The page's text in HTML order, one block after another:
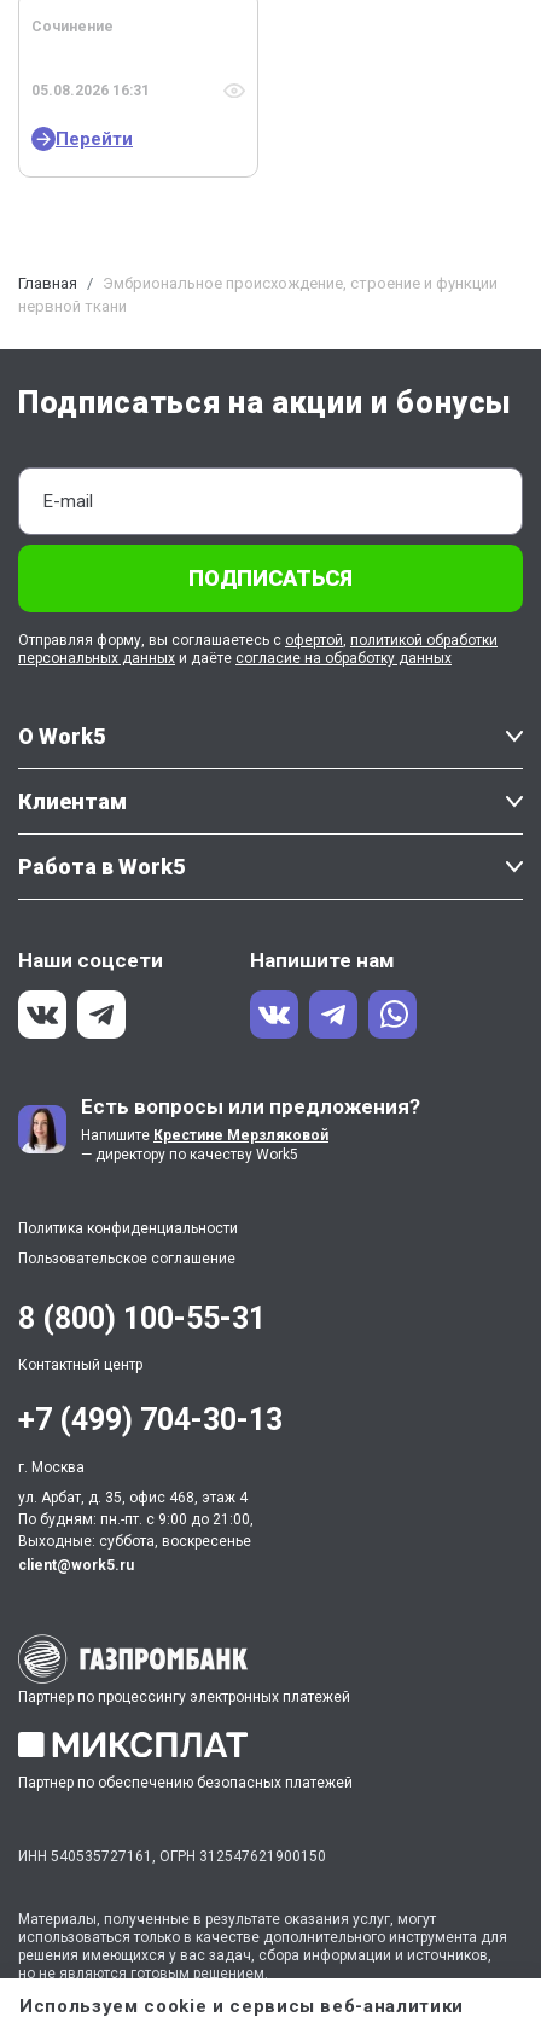
Сочинение
05.08.2026 16:31
Перейти
Главная
Эмбриональное происхождение, строение и функции
нервной ткани
О Work5
Клиентам
Работа в Work5
Наши соцсети Напишите нам
Есть вопросы или предложения?
Напишите Крестине Мерзляковой
— директору по качеству Work5
Политика конфиденциальности
Пользовательское соглашение
Подписаться на акции и бонусы
ПОДПИСАТЬСЯ
Отправляя форму, вы соглашаетесь с офертой, политикой обработки
персональных данных и даёте согласие на обработку данных
Партнер по процессингу электронных платежей
Партнер по обеспечению безопасных платежей
ИНН 540535727161, ОГРН 312547621900150
8 (800) 100-55-31
Контактный центр
+7 (499) 704-30-13
г. Москва
ул. Арбат, д. 35, офис 468, этаж 4
По будням: пн.-пт. c 9:00 до 21:00,
Выходные: суббота, воскресенье
client@work5.ru
Материалы, полученные в результате оказания услуг, могут
использоваться только в качестве дополнительного инструмента для
решения имеющихся у вас задач, сбора информации и источников,
но не являются готовым решением.
* №1 на рынке консультационных услуг для студентов по количеству
Используем cookie и сервисы веб-аналитики